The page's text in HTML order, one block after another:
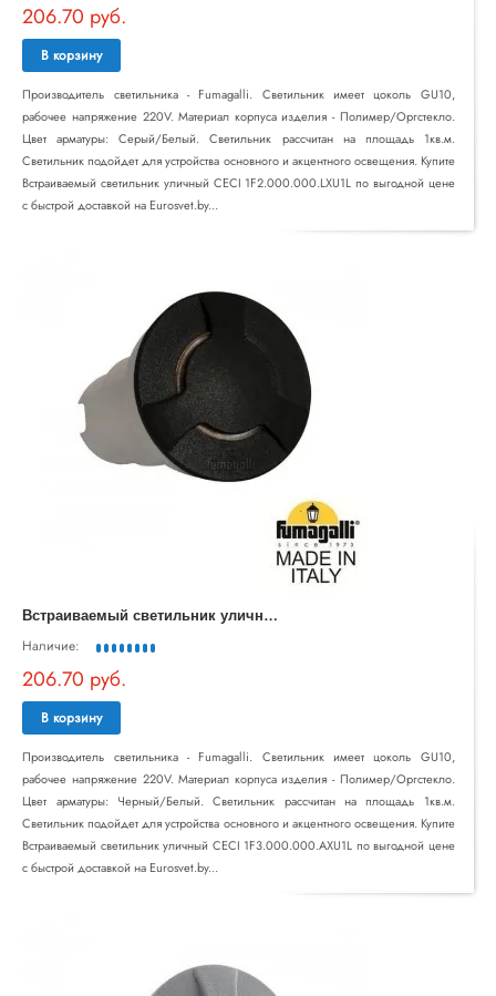
206.70 руб.
В корзину
Производитель светильника - Fumagalli. Светильник имеет цоколь GU10,
рабочее напряжение 220V. Материал корпуса изделия - Полимер/Оргстекло.
Цвет арматуры: Серый/Белый. Светильник рассчитан на площадь 1кв.м.
Светильник подойдет для устройства основного и акцентного освещения. Купите
Встраиваемый светильник уличный CECI 1F2.000.000.LXU1L по выгодной цене
с быстрой доставкой на Eurosvet.by...
В
страиваемый светильник уличный CECI 1F3.000.000.AXU1L
Наличие:
206.70 руб.
В корзину
Производитель светильника - Fumagalli. Светильник имеет цоколь GU10,
рабочее напряжение 220V. Материал корпуса изделия - Полимер/Оргстекло.
Цвет арматуры: Черный/Белый. Светильник рассчитан на площадь 1кв.м.
Светильник подойдет для устройства основного и акцентного освещения. Купите
Встраиваемый светильник уличный CECI 1F3.000.000.AXU1L по выгодной цене
с быстрой доставкой на Eurosvet.by...